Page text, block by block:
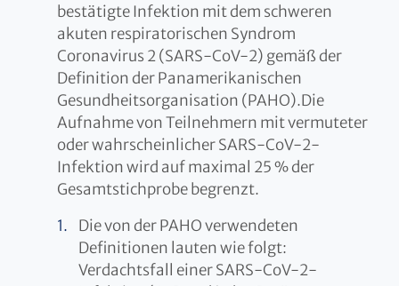
bestätigte Infektion mit dem schweren
akuten respiratorischen Syndrom
Coronavirus 2 (SARS-CoV-2) gemäß der
Definition der Panamerikanischen
Gesundheitsorganisation (PAHO).Die
Aufnahme von Teilnehmern mit vermuteter
oder wahrscheinlicher SARS-CoV-2-
Infektion wird auf maximal 25 % der
Gesamtstichprobe begrenzt.
Die von der PAHO verwendeten
Definitionen lauten wie folgt:
Verdachtsfall einer SARS-CoV-2-